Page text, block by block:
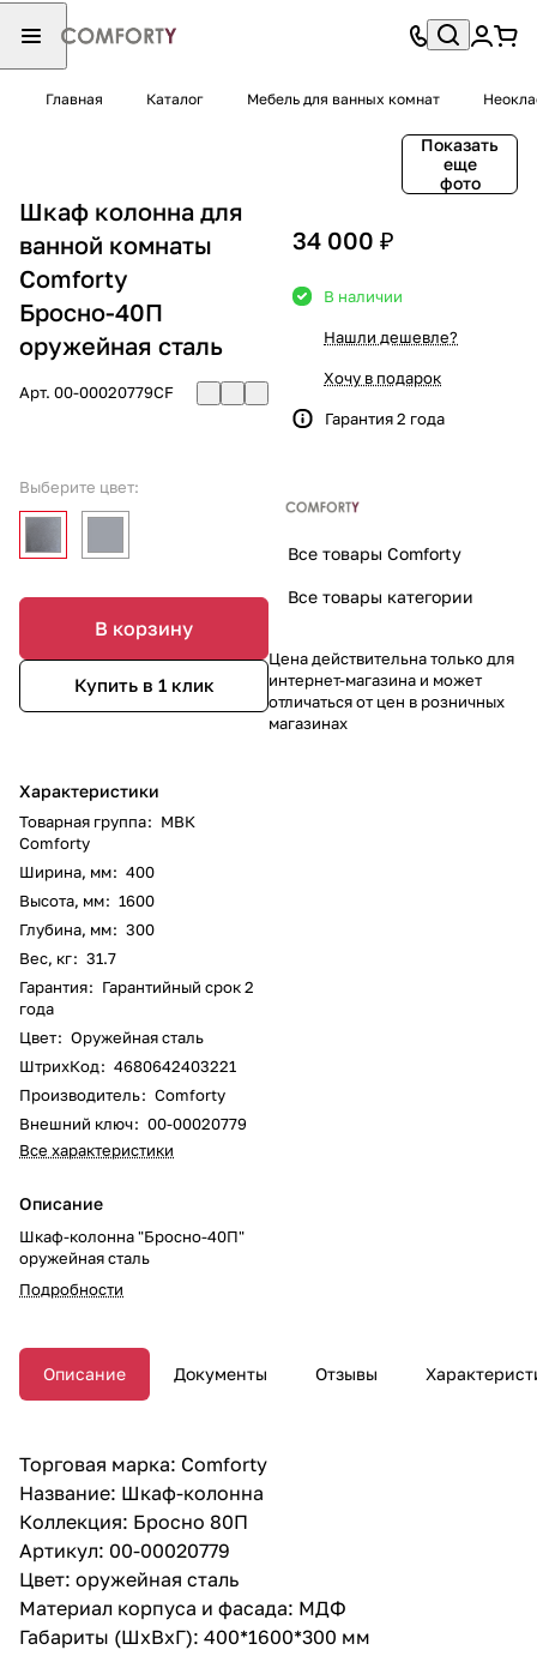
Главная Каталог Мебель для ванных комнат
Показать
еще
фото
Шкаф колонна для
ванной комнаты
Comforty
Бросно-40П
оружейная сталь
Арт. 00-00020779CF
Выберите цвет:
В корзину
Купить в 1 клик
Характеристики
Товарная группа: МВК
Comforty
Ширина, мм: 400
Высота, мм: 1600
Глубина, мм: 300
Вес, кг: 31.7
Гарантия: Гарантийный срок 2
года
Цвет: Оружейная сталь
ШтрихКод: 4680642403221
Производитель: Comforty
Внешний ключ: 00-00020779
Все характеристики
Описание
Шкаф-колонна "Бросно-40П"
оружейная сталь
Подробности
34 000 ₽
В наличии
Нашли дешевле?
Хочу в подарок
Гарантия 2 года
Все товары Comforty
Все товары категории
Цена действительна только для
интернет-магазина и может
отличаться от цен в розничных
магазинах
Описание Документы Отзывы
Торговая марка: Comforty
Название: Шкаф-колонна
Коллекция: Бросно 80П
Артикул: 00-00020779
Цвет: оружейная сталь
Материал корпуса и фасада: МДФ
Габариты (ШхВхГ): 400*1600*300 мм